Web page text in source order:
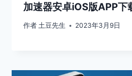
加速器安卓iOS版APP下
作者土豆先生 2023年3月9日